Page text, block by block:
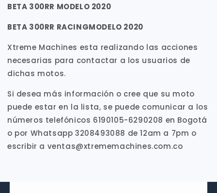
BETA 300RR MODELO 2020
BETA 300RR RACINGMODELO 2020
Xtreme Machines esta realizando las acciones
necesarias para contactar a los usuarios de
dichas motos.
Si desea más información o cree que su moto
puede estar en la lista, se puede comunicar a los
números telefónicos 6190105-6290208 en Bogotá
o por Whatsapp 3208493088 de 12am a 7pm o
escribir a ventas@xtrememachines.com.co